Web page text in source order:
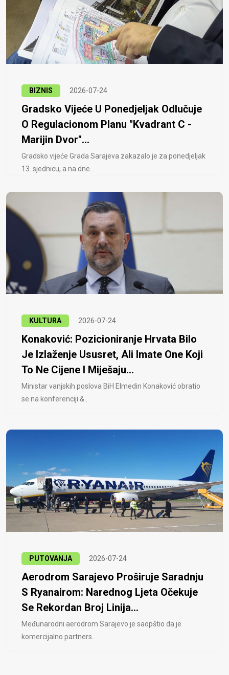
BIZNIS 2026-07-24
Gradsko Vijeće U Ponedjeljak Odlučuje
O Regulacionom Planu "Kvadrant C -
Marijin Dvor"...
Gradsko vijeće Grada Sarajeva zakazalo je za ponedjeljak
13. sjednicu, a na dne..
KULTURA 2026-07-24
Konaković: Pozicioniranje Hrvata Bilo
Je Izlaženje Ususret, Ali Imate One Koji
To Ne Cijene I Miješaju...
Ministar vanjskih poslova BiH Elmedin Konaković obratio
se na konferenciji &..
PUTOVANJA 2026-07-24
Aerodrom Sarajevo Proširuje Saradnju
S Ryanairom: Narednog Ljeta Očekuje
Se Rekordan Broj Linija...
Međunarodni aerodrom Sarajevo je saopštio da je
komercijalno partners..